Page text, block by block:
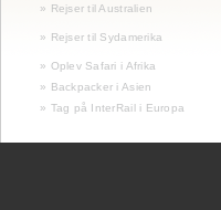
» Rejser til Australien
» Rejser til Sydamerika
» Oplev Safari i Afrika
» Backpacker i Asien
» Tag på InterRail i Europa